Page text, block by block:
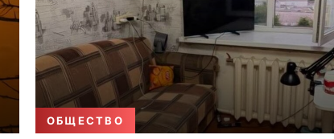
ОБЩЕСТВО